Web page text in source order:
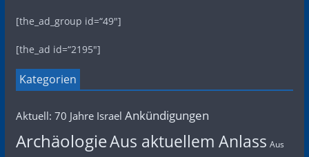
[the_ad_group id=“49″]
[the_ad id=“2195″]
Kategorien
Aktuell: 70 Jahre Israel Ankündigungen
ArchäologieAus aktuellem Anlass Aus